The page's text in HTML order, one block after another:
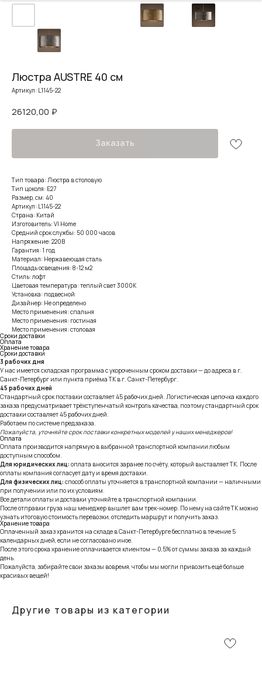
Люстра AUSTRE 40 см
Артикул: L1145-22
26120,00 ₽
Заказать
Тип товара: Люстра в столовую
Тип цоколя: E27
Размер, см: 40
Артикул: L1145-22
Страна: Китай
Изготовитель: VI Home
Средний срок службы: 50 000 часов
Напряжение: 220В
Гарантия: 1 год
Материал: Нержавеющая сталь
Площадь освещения: 8-12 м2
Стиль: лофт
Цветовая температура: теплый свет 3000К
Установка: подвесной
Дизайнер: Не определено
Место применения: спальня
Место применения: гостиная
Место применения: столовая
Сроки доставки
Оплата
Хранение товара
Сроки доставки
3 рабочих дня
У нас имеется складская программа с укороченным сроком доставки — до адреса в г.
Санкт-Петербург или пункта приёма ТК в г. Санкт-Петербург.
45 рабочих дней
Стандартный срок поставки составляет 45 рабочих дней. Логистическая цепочка каждого
заказа предусматривает трёхступенчатый контроль качества, поэтому стандартный срок
доставки составляет 45 рабочих дней.
Работаем по системе предзаказа.
Пожалуйста, уточняйте срок поставки конкретных моделей у наших менеджеров!
Оплата
Оплата производится напрямую в выбранной транспортной компании любым
доступным способом.
Для юридических лиц: оплата вносится заранее по счёту, который выставляет ТК. После
оплаты компания согласует дату и время доставки.
Для физических лиц: способ оплаты уточняется в транспортной компании — наличными
при получении или по их условиям.
Все детали оплаты и доставки уточняйте в транспортной компании.
После отправки груза наш менеджер вышлет вам трек-номер. По нему на сайте ТК можно
узнать итоговую стоимость перевозки, отследить маршрут и получить заказ.
Хранение товара
Оплаченный заказ хранится на складе в Санкт-Петербурге бесплатно в течение 5
календарных дней, если не согласовано иное.
После этого срока хранение оплачивается клиентом — 0,5% от суммы заказа за каждый
день.
Пожалуйста, забирайте свои заказы вовремя, чтобы мы могли привозить ещё больше
красивых вещей!
Другие товары из категории